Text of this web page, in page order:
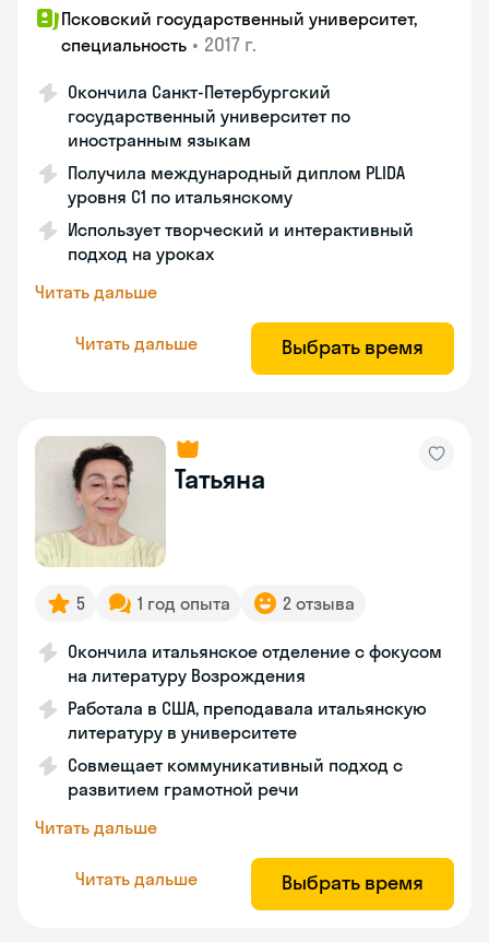
Псковский государственный университет,
специальность • 2017 г.
Окончила Санкт-Петербургский
государственный университет по
иностранным языкам
Получила международный диплом PLIDA
уровня С1 по итальянскому
Использует творческий и интерактивный
подход на уроках
Читать дальше
Читать дальше Выбрать время
Татьяна
5 1 год опыта 2 отзыва
Окончила итальянское отделение с фокусом
на литературу Возрождения
Работала в США, преподавала итальянскую
литературу в университете
Совмещает коммуникативный подход с
развитием грамотной речи
Читать дальше
Читать дальше Выбрать время